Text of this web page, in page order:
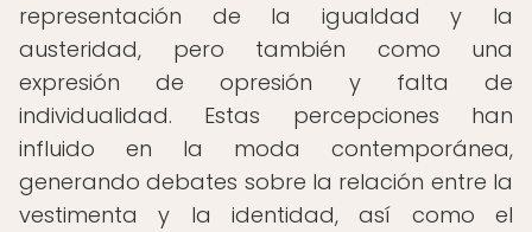
representación de la igualdad y la
austeridad, pero también como una
expresión de opresión y falta de
individualidad. Estas percepciones han
influido en la moda contemporánea,
generando debates sobre la relación entre la
vestimenta y la identidad, así como el